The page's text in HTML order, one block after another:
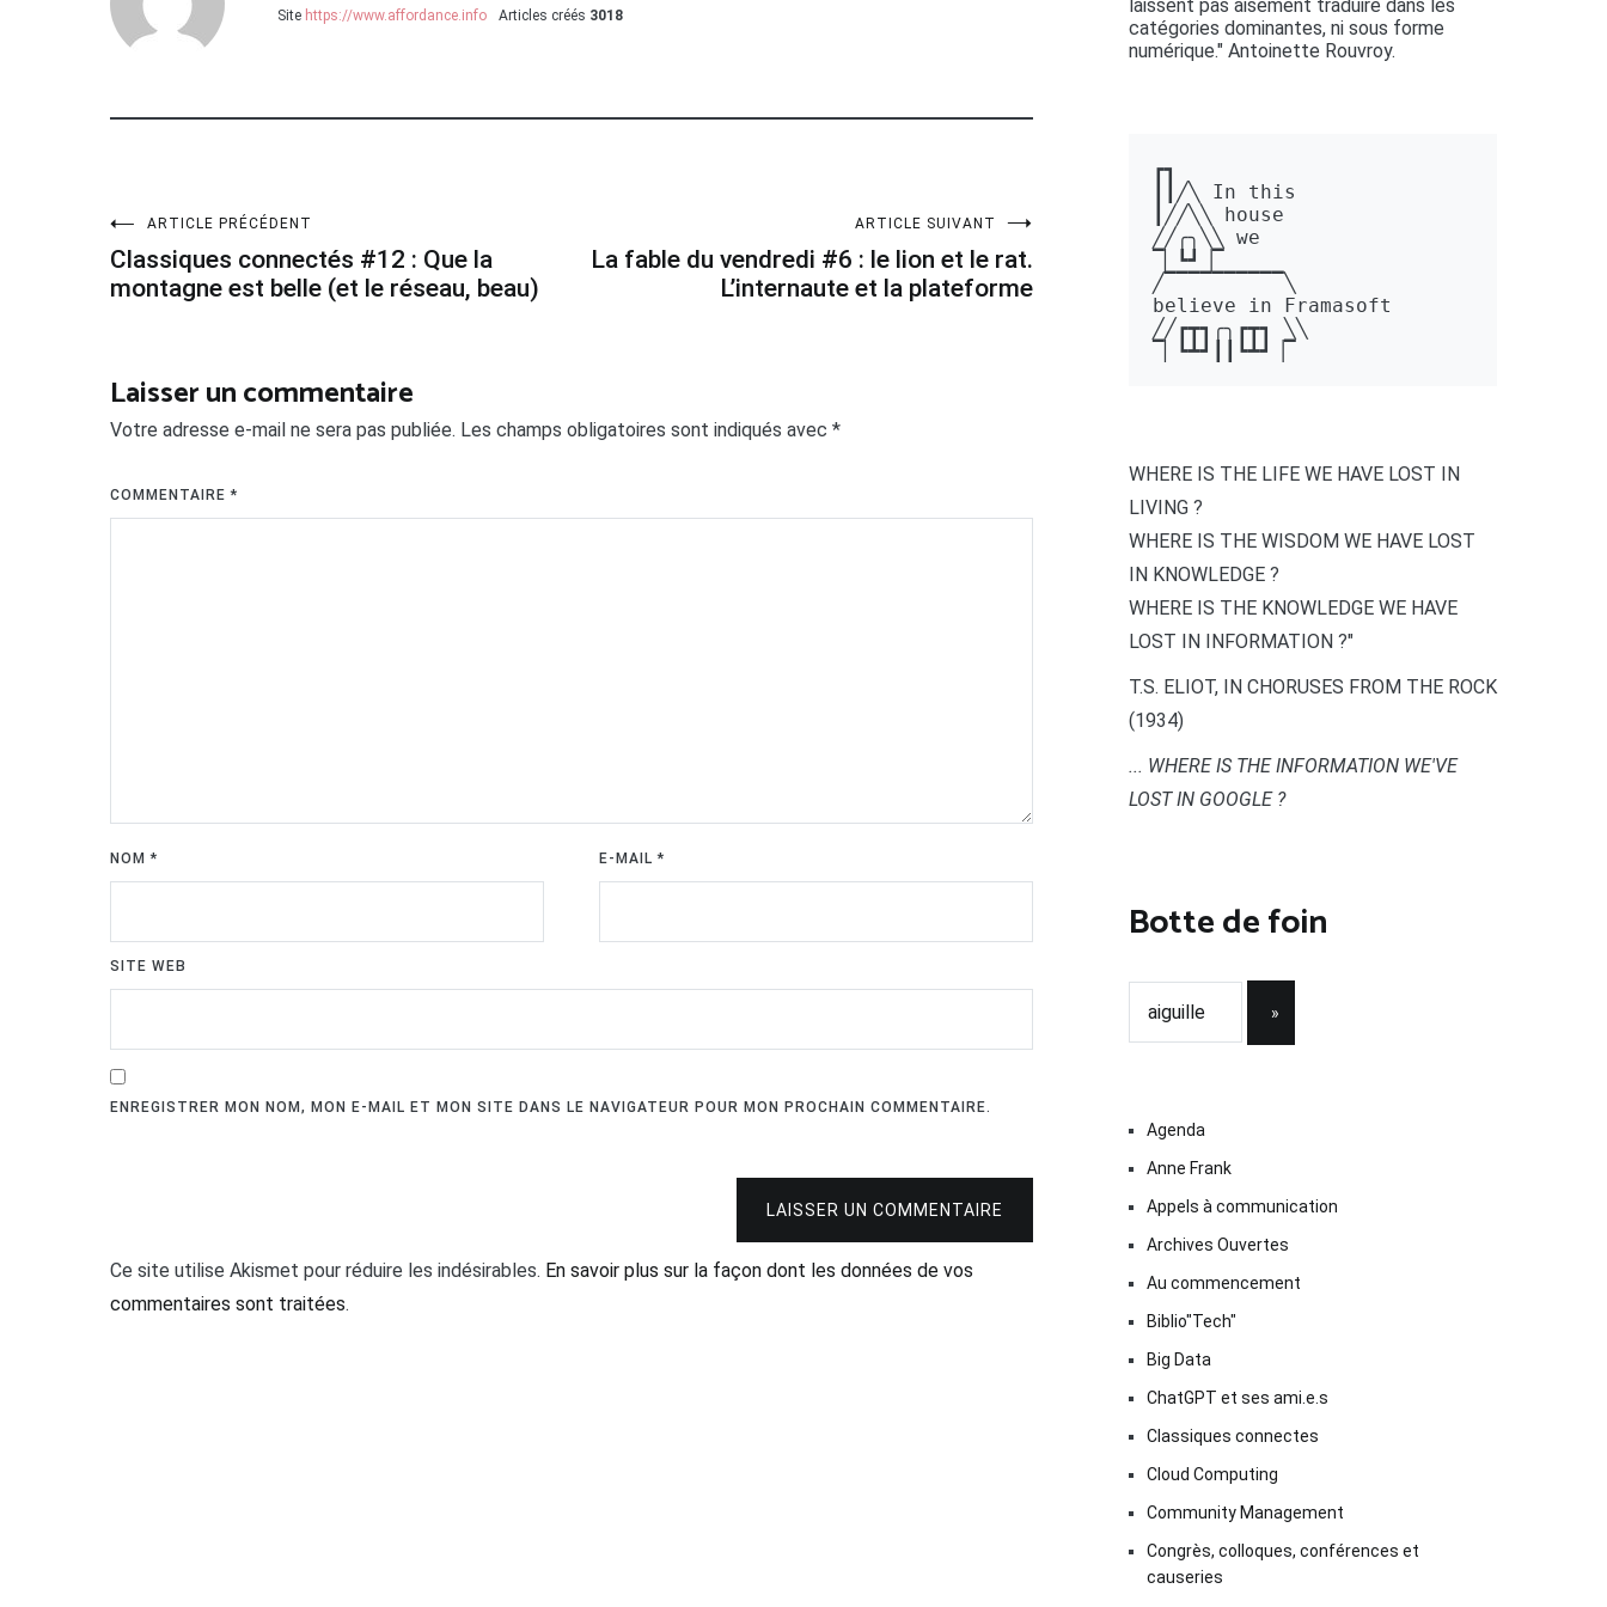
Site https://www.affordance.info Articles créés 3018
Navigation
de
l’article
ARTICLE PRÉCÉDENT
Classiques connectés #12 : Que la
montagne est belle (et le réseau, beau)
ARTICLE SUIVANT
La fable du vendredi #6 : le lion et le rat.
L’internaute et la plateforme
Laisser un commentaire
Votre adresse e-mail ne sera pas publiée. Les champs obligatoires sont indiqués avec *
COMMENTAIRE*
NOM* E-MAIL*
SITE WEB
ENREGISTRER MON NOM, MON E-MAIL ET MON SITE DANS LE NAVIGATEUR POUR MON PROCHAIN COMMENTAIRE.
LAISSER UN COMMENTAIRE
Ce site utilise Akismet pour réduire les indésirables. En savoir plus sur la façon dont les données de vos
commentaires sont traitées.
laissent pas aisément traduire dans les
catégories dominantes, ni sous forme
numérique." Antoinette Rouvroy.
┏┓
┃┃╱╲ In this
┃╱╱╲╲ house
╱╱╭╮╲╲ we
▔▏┗┛▕▔
╱▔▔▔▔▔▔▔▔▔▔╲
believe in Framasoft
╱╱┏┳┓╭╮┏┳┓ ╲╲
▔▏┗┻┛┃┃┗┻┛▕▔
WHERE IS THE LIFE WE HAVE LOST IN
LIVING ?
WHERE IS THE WISDOM WE HAVE LOST
IN KNOWLEDGE ?
WHERE IS THE KNOWLEDGE WE HAVE
LOST IN INFORMATION ?"
T.S. ELIOT, IN CHORUSES FROM THE ROCK
(1934)
... WHERE IS THE INFORMATION WE'VE
LOST IN GOOGLE ?
Botte de foin
Agenda
Anne Frank
Appels à communication
Archives Ouvertes
Au commencement
Biblio"Tech"
Big Data
ChatGPT et ses ami.e.s
Classiques connectes
Cloud Computing
Community Management
Congrès, colloques, conférences et
causeries